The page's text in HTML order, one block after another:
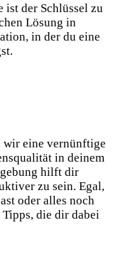
der Schlüssel zu
Lösung in
in der du eine
wir eine vernünftige
in deinem
hilft dir
zu sein. Egal,
oder alles noch
die dir dabei